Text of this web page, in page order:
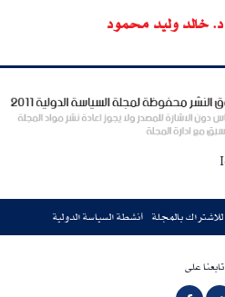
د. خالد وليد محمود
للاشتراك بالمجلة أنشطة السياسة الدولية
تابعنا على